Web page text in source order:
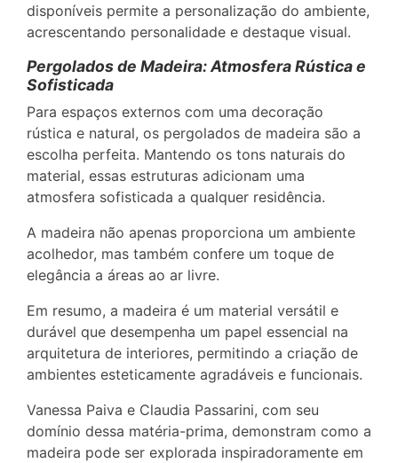
disponíveis permite a personalização do ambiente,
acrescentando personalidade e destaque visual.
Pergolados de Madeira: Atmosfera Rústica e
Sofisticada
Para espaços externos com uma decoração
rústica e natural, os pergolados de madeira são a
escolha perfeita. Mantendo os tons naturais do
material, essas estruturas adicionam uma
atmosfera sofisticada a qualquer residência.
A madeira não apenas proporciona um ambiente
acolhedor, mas também confere um toque de
elegância a áreas ao ar livre.
Em resumo, a madeira é um material versátil e
durável que desempenha um papel essencial na
arquitetura de interiores, permitindo a criação de
ambientes esteticamente agradáveis e funcionais.
Vanessa Paiva e Claudia Passarini, com seu
domínio dessa matéria-prima, demonstram como a
madeira pode ser explorada inspiradoramente em